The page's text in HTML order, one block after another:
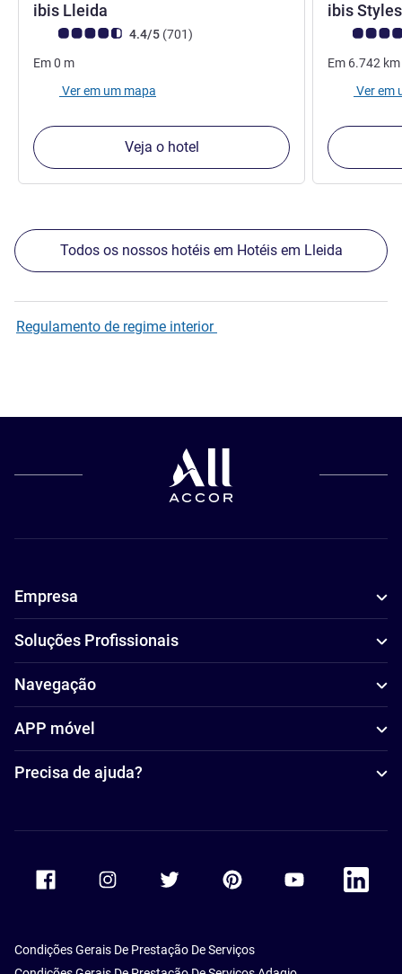
ibis Lleida
Nota clientes Avis (Classificação ALL)
4.4/5 (701comentários
)
Em0 m
Ver em um mapa
Veja o hotel
ibis
Nota
Em 6.742 km
Ver em
Todos os nossos hotéis em Hotéis em Lleida
Regulamento de regime interior
Empresa
Soluções Profissionais
Navegação
APP móvel
Precisa de ajuda?
Accor Facebook Accor TwitterAccor PinterestAccor Youtube
Accor
Condições Gerais De Prestação De Serviços